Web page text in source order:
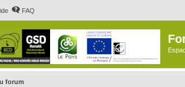
FAQ
forum